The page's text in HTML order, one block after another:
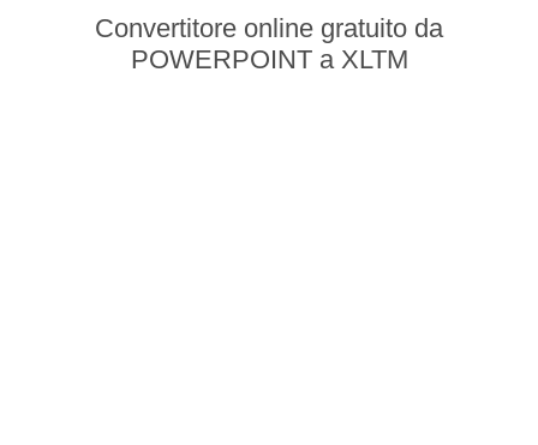
Convertitore online gratuito da
POWERPOINT a XLTM